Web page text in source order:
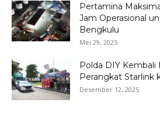
Pertamina
Jam Operasional
Bengkulu
Mei 29, 2025
Polda DIY Kembali
Perangkat Starlink
Desember 12, 2025